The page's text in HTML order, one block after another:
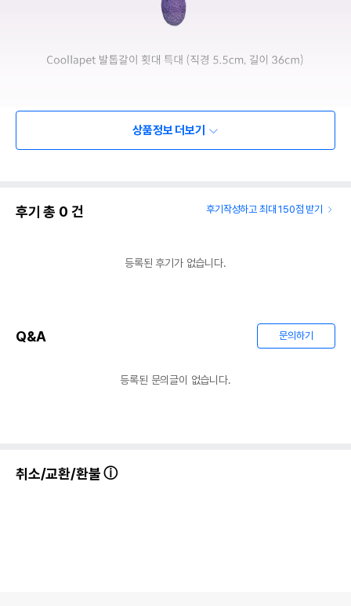
상품정보 더보기
후기 총 0 건 후기작성하고 최대 150점 받기
등록된 후기가 없습니다.
Q&A 문의하기
등록된 문의글이 없습니다.
취소/교환/환불